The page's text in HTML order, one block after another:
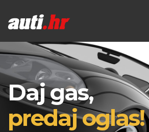
Daj gas,
predaj oglas!